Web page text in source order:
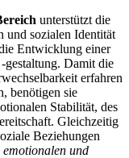
unterstützt die
und sozialen Identität
Entwicklung einer
gestaltung. Damit die
erfahren
benötigen sie
Stabilität, des
Gleichzeitig
Beziehungen
und